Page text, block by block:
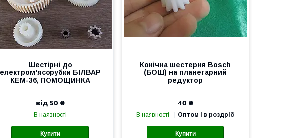
Шестірні до
електром'ясорубки БІЛВАР
КЕМ-36, ПОМОЩИНКА
від 50 ₴
В наявності
Купити
Конічна шестерня Bosch
(БОШ) на планетарний
редуктор
40 ₴
В наявності Оптом і в роздріб
Купити